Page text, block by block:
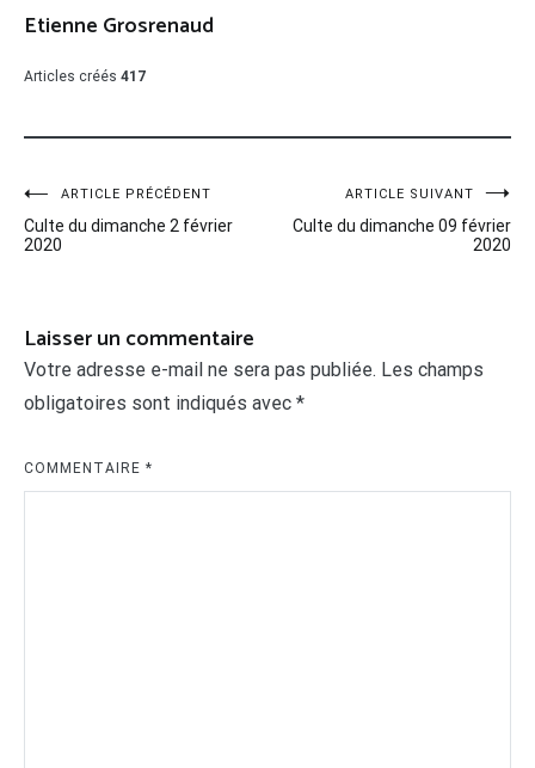
Etienne Grosrenaud
Articles créés 417
Navigation
de
ARTICLE PRÉCÉDENT
Culte du dimanche 2 février
2020
ARTICLE SUIVANT
Culte du dimanche 09 février
2020
Laisser un commentaire
Votre adresse e-mail ne sera pas publiée. Les champs
obligatoires sont indiqués avec *
COMMENTAIRE *